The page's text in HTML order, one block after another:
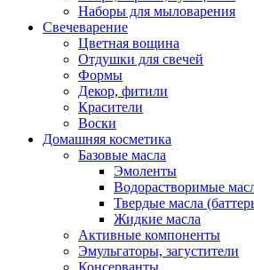
Наборы для мыловарения
Свечеварение
Цветная вощина
Отдушки для свечей
Формы
Декор, фитили
Красители
Воски
Домашняя косметика
Базовые масла
Эмоленты
Водорастворимые
Твердые масла
Жидкие масла
Активные компоненты
Эмульгаторы, загустители
Консерванты